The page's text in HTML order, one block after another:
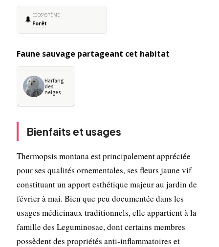
🌲 ÉCOSYSTÈME
Forêt
Faune sauvage partageant cet habitat
Harfang
des
neiges
Bienfaits et usages
Thermopsis montana est principalement appréciée
pour ses qualités ornementales, ses fleurs jaune vif
constituant un apport esthétique majeur au jardin de
février à mai. Bien que peu documentée dans les
usages médicinaux traditionnels, elle appartient à la
famille des Leguminosae, dont certains membres
possèdent des propriétés anti-inflammatoires et